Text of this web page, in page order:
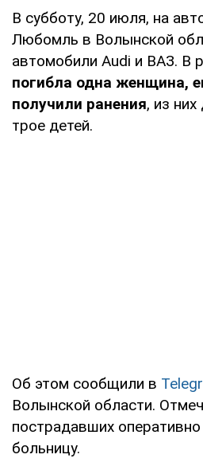
В субботу, 20 июля, на
Любомль в Волынской
автомобили Audi и ВАЗ. В
погибла одна женщина,
получили ранения, из
трое детей.
Об этом сообщили в
Волынской области.
пострадавших
больницу.